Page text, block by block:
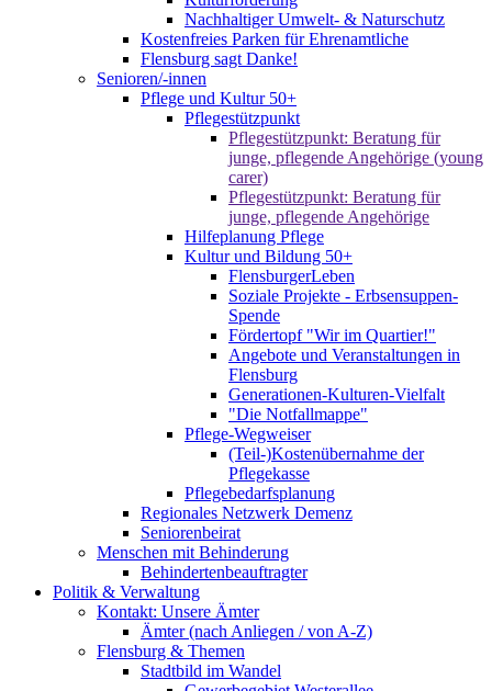
Nachhaltiger Umwelt- & Naturschutz
Kostenfreies Parken für Ehrenamtliche
Flensburg sagt Danke!
Senioren/-innen
Pflege und Kultur 50+
Pflegestützpunkt
Pflegestützpunkt: Beratung für
junge, pflegende Angehörige (young
carer)
Pflegestützpunkt: Beratung für
junge, pflegende Angehörige
Hilfeplanung Pflege
Kultur und Bildung 50+
FlensburgerLeben
Soziale Projekte - Erbsensuppen-
Spende
Fördertopf "Wir im Quartier!"
Angebote und Veranstaltungen in
Flensburg
Generationen-Kulturen-Vielfalt
"Die Notfallmappe"
Pflege-Wegweiser
(Teil-)Kostenübernahme der
Pflegekasse
Pflegebedarfsplanung
Regionales Netzwerk Demenz
Seniorenbeirat
Menschen mit Behinderung
Behindertenbeauftragter
Politik & Verwaltung
Kontakt: Unsere Ämter
Ämter (nach Anliegen / von A-Z)
Flensburg & Themen
Stadtbild im Wandel